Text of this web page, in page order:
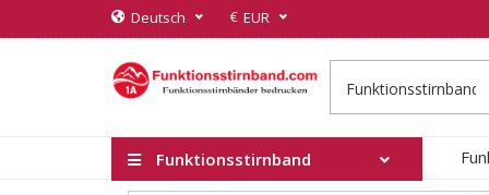
Deutsch € EUR
Funktionsstirnband